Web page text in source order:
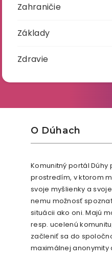
Zahraničie
Základy
Zdravie
O Dúhach
Komunitný portál Dúhy
prostredím, v ktorom
svoje myšlienky a
nemu možnosť
situácii ako oni. Majú
resp. ucelenú
začleniť sa do
maximálnej anonymity